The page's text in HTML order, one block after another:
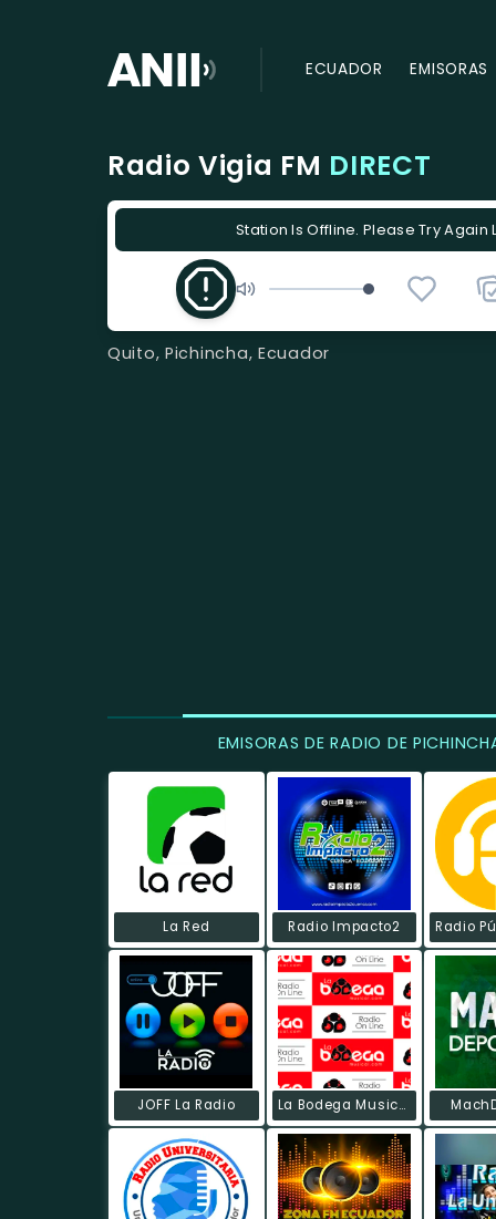
ECUADOR EMISORAS
Radio Vigia FM DIRECT
Station Is Offline. Please Try Again
Quito, Pichincha, Ecuador
EMISORAS DE RADIO DE
La Red Radio Impacto2
JOFF La Radio La Bodega Musical